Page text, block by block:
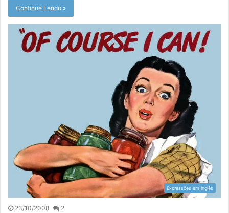
Continue Lendo »
Expressões em Inglês
23/10/2008 2